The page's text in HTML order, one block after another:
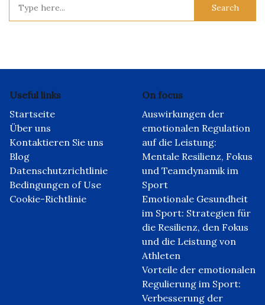
Useful links
Startseite
Über uns
Kontaktieren Sie uns
Blog
Datenschutzrichtlinie
Bedingungen of Use
Cookie-Richtlinie
On focus
Auswirkungen der
emotionalen Regulation
auf die Leistung:
Mentale Resilienz, Fokus
und Teamdynamik im
Sport
Emotionale Gesundheit
im Sport: Strategien für
die Resilienz, den Fokus
und die Leistung von
Athleten
Vorteile der emotionalen
Regulierung im Sport:
Verbesserung der